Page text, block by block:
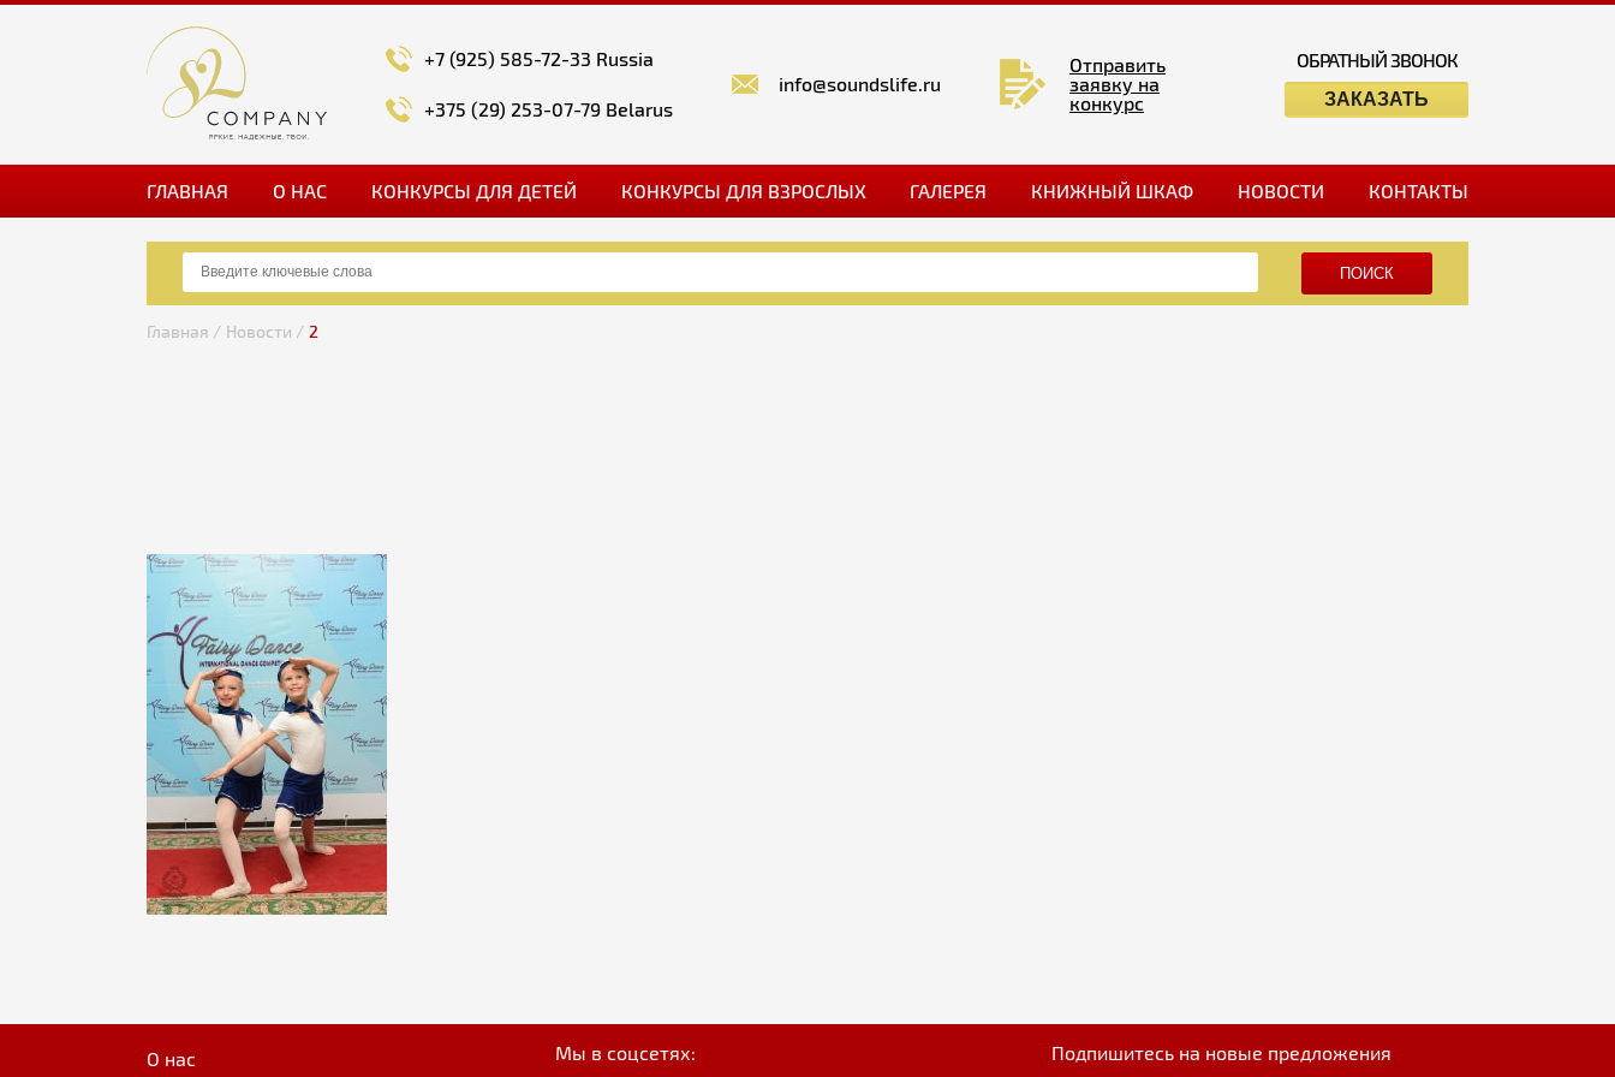
+7 (925) 585-72-33 Russia
+375 (29) 253-07-79 Belarus
info@soundslife.ru
Отправить
заявку на
конкурс
ОБРАТНЫЙ ЗВОНОК
ЗАКАЗАТЬ
ГЛАВНАЯ О НАС КОНКУРСЫ ДЛЯ ДЕТЕЙ КОНКУРСЫ ДЛЯ ВЗРОСЛЫХ ГАЛЕРЕЯ КНИЖНЫЙ ШКАФ НОВОСТИ КОНТАКТЫ
ПОИСК
Главная / Новости / 2
О нас
Мы в соцсетях: Подпишитесь на новые предложения